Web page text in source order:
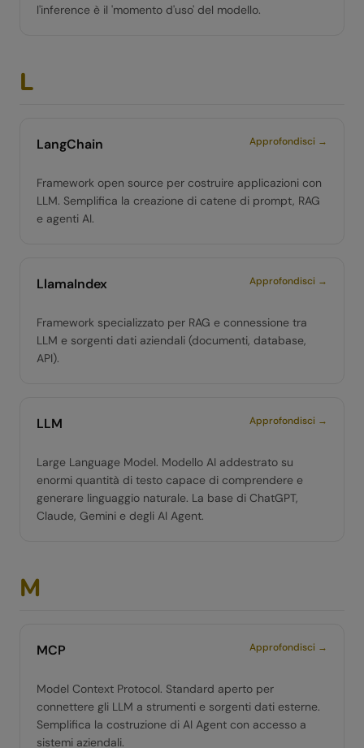
l'inference è il 'momento d'uso' del modello.
L
LangChain Approfondisci →
Framework open source per costruire applicazioni con
LLM. Semplifica la creazione di catene di prompt, RAG
e agenti AI.
LlamaIndex Approfondisci →
Framework specializzato per RAG e connessione tra
LLM e sorgenti dati aziendali (documenti, database,
API).
LLM Approfondisci →
Large Language Model. Modello AI addestrato su
enormi quantità di testo capace di comprendere e
generare linguaggio naturale. La base di ChatGPT,
Claude, Gemini e degli AI Agent.
M
MCP Approfondisci →
Model Context Protocol. Standard aperto per
connettere gli LLM a strumenti e sorgenti dati esterne.
Semplifica la costruzione di AI Agent con accesso a
sistemi aziendali.